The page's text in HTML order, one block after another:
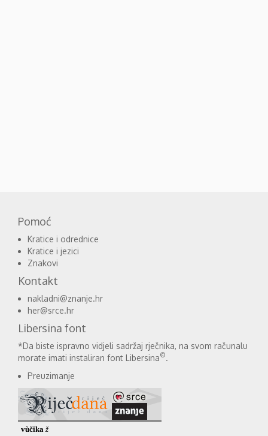
Pomoć
Kratice i odrednice
Kratice i jezici
Znakovi
Kontakt
nakladni@znanje.hr
her@srce.hr
Libersina font
*Da biste ispravno vidjeli sadržaj rječnika, na svom računalu
morate imati instaliran font Libersina©.
Preuzimanje